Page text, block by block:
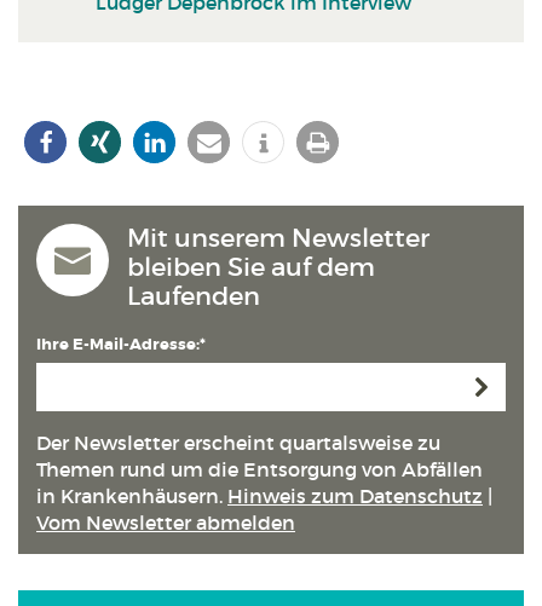
Mit unserem Newsletter
bleiben Sie auf dem
Laufenden
Ihre E-Mail-Adresse:*
Der Newsletter erscheint quartals­weise zu
Themen rund um die Entsorgung von Abfällen
in Kranken­häusern. Hinweis zum Datenschutz
Vom Newsletter abmelden